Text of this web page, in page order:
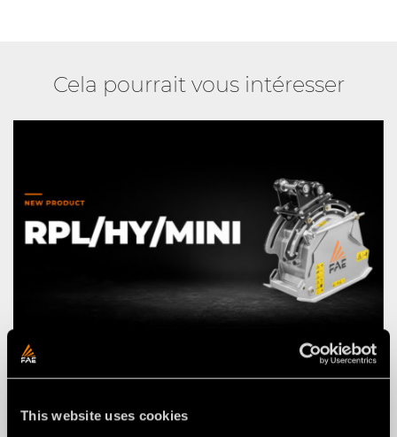
This website uses cookies
Cela pourrait vous intéresser
NOUVELLE RPL/HY/MINI : LA